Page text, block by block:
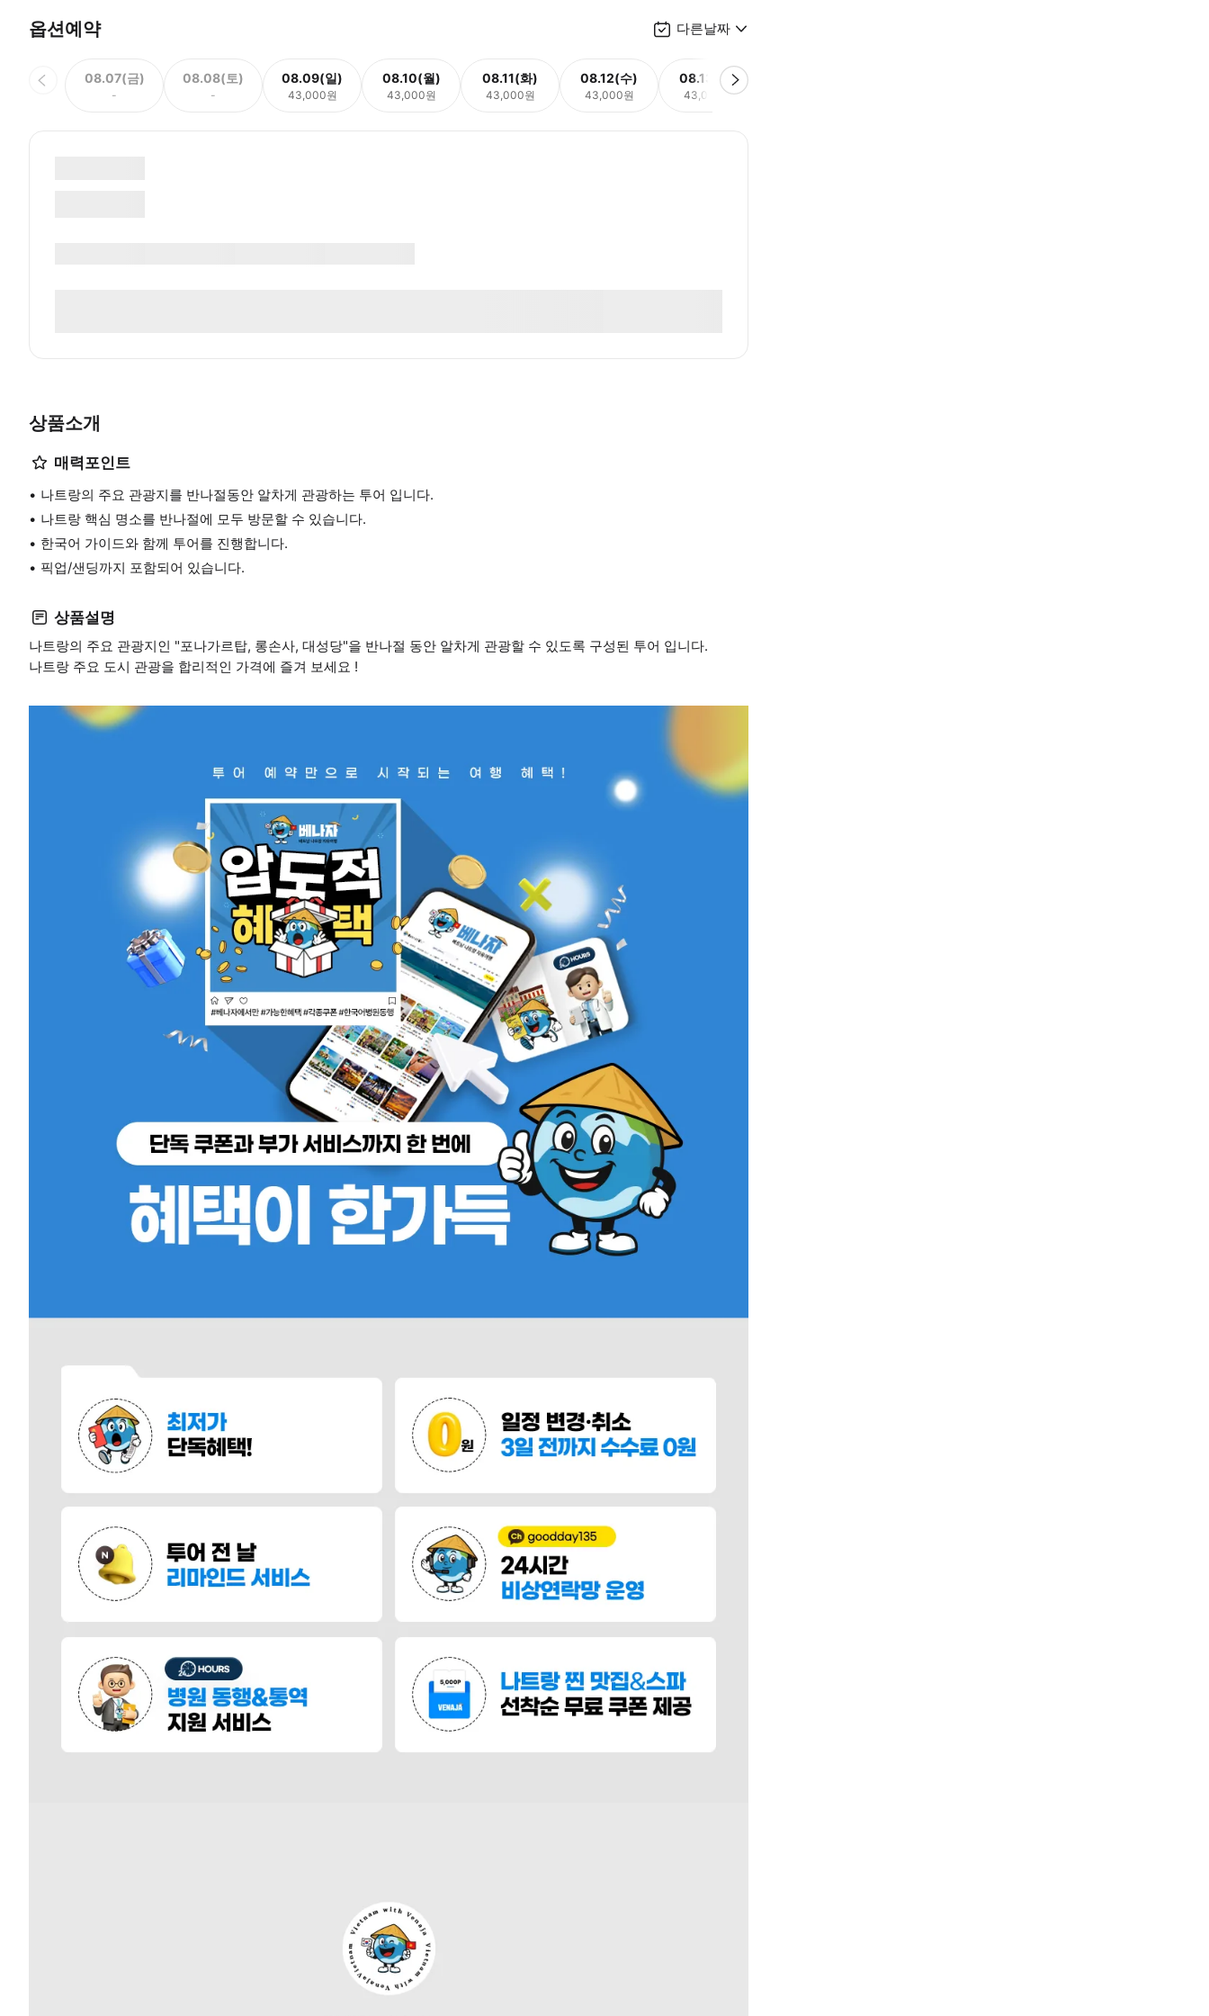
옵션예약 다른날짜
08.07(금)
-
08.08(토)
-
08.09(일)
43,000원
08.10(월)
43,000원
08.11(화)
43,000원
08.12(수)
43,000원
08.13(목)
43,000원
상품소개
매력포인트
나트랑의 주요 관광지를 반나절동안 알차게 관광하는 투어 입니다.
나트랑 핵심 명소를 반나절에 모두 방문할 수 있습니다.
한국어 가이드와 함께 투어를 진행합니다.
픽업/샌딩까지 포함되어 있습니다.
상품설명
나트랑의 주요 관광지인 "포나가르탑, 롱손사, 대성당"을 반나절 동안 알차게 관광할 수 있도록 구성된 투어 입니다.
나트랑 주요 도시 관광을 합리적인 가격에 즐겨 보세요 !